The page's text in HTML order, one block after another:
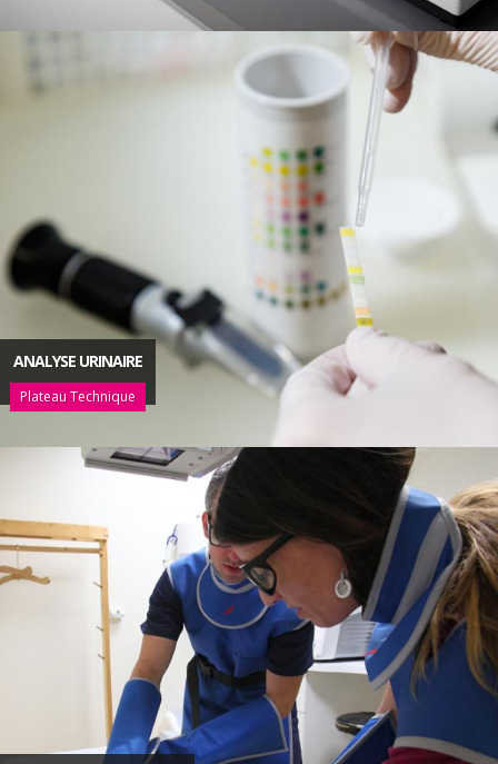
ANALYSE URINAIRE
Plateau Technique